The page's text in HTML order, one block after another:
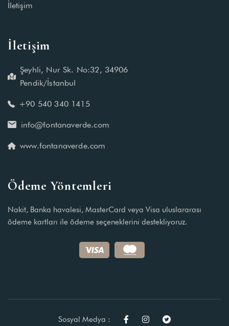
İletişim
İletişim
Şeyhli, Nur Sk. No:32, 34906
Pendik/İstanbul
+90 540 340 1415
info@fontanaverde.com
www.fontanaverde.com
Ödeme Yöntemleri
Nakit, Banka havalesi, MasterCard veya Visa uluslararası
ödeme kartları ile ödeme seçeneklerini destekliyoruz.
Sosyal Medya :